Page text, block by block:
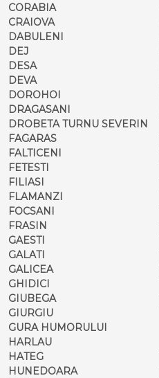
CORABIA
CRAIOVA
DABULENI
DEJ
DESA
DEVA
DOROHOI
DRAGASANI
DROBETA TURNU SEVERIN
FAGARAS
FALTICENI
FETESTI
FILIASI
FLAMANZI
FOCSANI
FRASIN
GAESTI
GALATI
GALICEA
GHIDICI
GIUBEGA
GIURGIU
GURA HUMORULUI
HARLAU
HATEG
HUNEDOARA